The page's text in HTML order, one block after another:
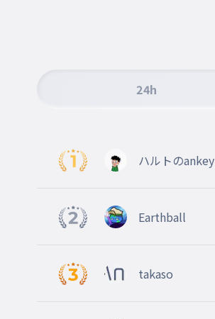
012
013 ８
014
24h
ハルトのankey
Earthball
takaso